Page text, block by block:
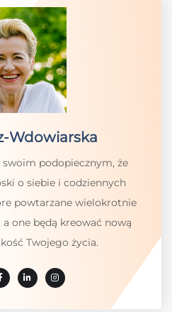
Wdowiarska
swoim podopiecznym, że
o siebie i codziennych
powtarzane wielokrotnie
one będą kreować nową
Twojego życia.